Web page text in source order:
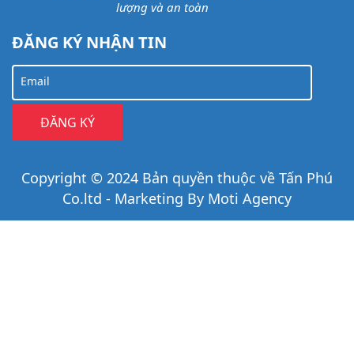
lượng và an toàn
ĐĂNG KÝ NHẬN TIN
Email
Copyright © 2024 Bản quyền thuộc về Tấn Phú
Co.ltd - Marketing By Moti Agency